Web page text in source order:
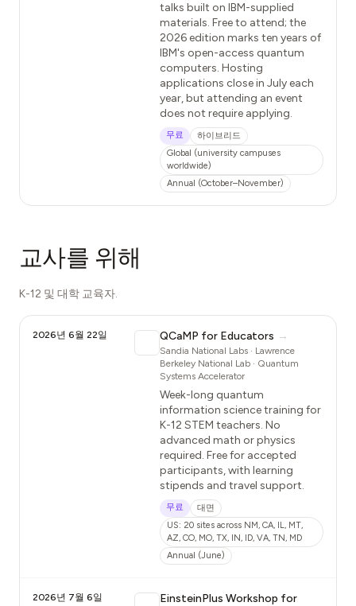
talks built on IBM-supplied
materials. Free to attend; the
2026 edition marks ten years of
IBM's open-access quantum
computers. Hosting
applications close in July each
year, but attending an event
does not require applying.
무료
하이브리드
Global (university campuses
worldwide)
Annual (October–November)
교사를 위해
K-12 및 대학 교육자.
2026년 6월 22일 QCaMP for Educators →
Sandia National Labs · Lawrence
Berkeley National Lab · Quantum
Systems Accelerator
Week-long quantum
information science training for
K-12 STEM teachers. No
advanced math or physics
required. Free for accepted
participants, with learning
stipends and travel support.
무료
대면
US: 20 sites across NM, CA, IL, MT,
AZ, CO, MO, TX, IN, ID, VA, TN, MD
Annual (June)
2026년 7월 6일
EinsteinPlus Workshop for